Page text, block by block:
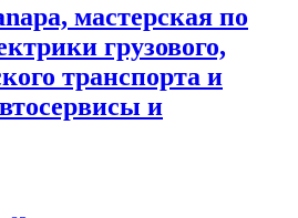
мастерская по
грузового,
транспорта и
и